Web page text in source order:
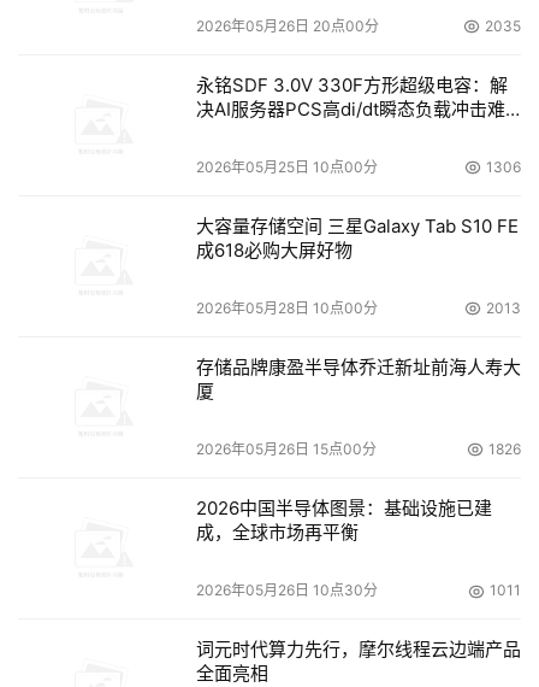
支独大的公司还有很大的差距，凭借这次成功的IPO和市场
正的让虚拟化的产品“飞入寻常百姓家”，让用户不再有是选
择Windows还是Linux或其他平台的困惑。
2026年05月26日 20点00分 2035
永铭SDF 3.0V 330F方形超级电容：解
决AI服务器PCS高di/dt瞬态负载冲击难
2026年05月25日 10点00分 1306
大容量存储空间 三星Galaxy Tab S10 FE
成618必购大屏好物
2026年05月28日 10点00分 2013
存储品牌康盈半导体乔迁新址前海人寿大
厦
2026年05月26日 15点00分 1826
2026中国半导体图景：基础设施已建
成，全球市场再平衡
2026年05月26日 10点30分 1011
词元时代算力先行，摩尔线程云边端产品
全面亮相